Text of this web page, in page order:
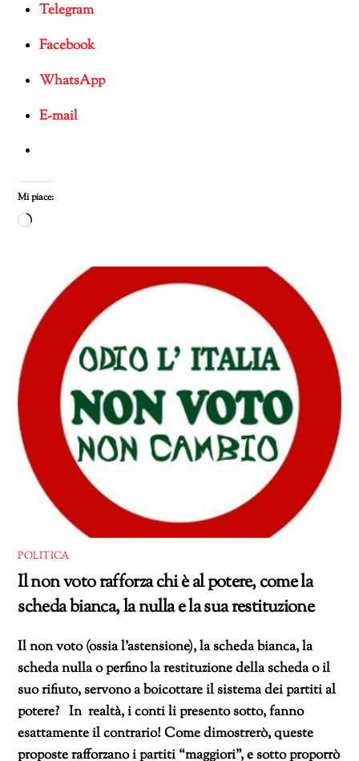
Telegram
Facebook
WhatsApp
E-mail
Mi piace:
Caricamento
POLITICA
Il non voto rafforza chi è al potere, come la
scheda bianca, la nulla e la sua restituzione
Il non voto (ossia l’astensione), la scheda bianca, la
scheda nulla o perfino la restituzione della scheda o il
suo rifiuto, servono a boicottare il sistema dei partiti al
potere? In realtà, i conti li presento sotto, fanno
esattamente il contrario! Come dimostrerò, queste
proposte rafforzano i partiti “maggiori”, e sotto proporrò